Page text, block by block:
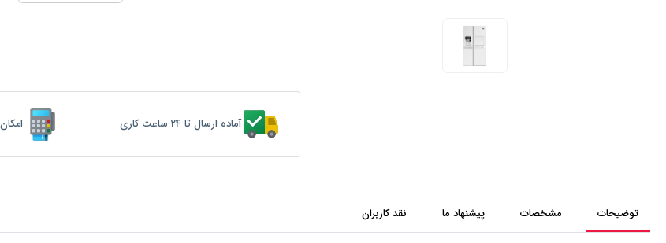
آماده ارسال تا 24 ساعت کاری
توضیحات مشخصات پیشنهاد ما نقد کاربران